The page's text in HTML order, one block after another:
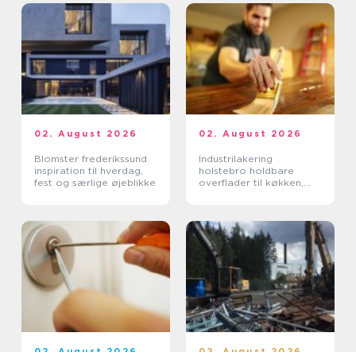
02. August 2026
Blomster frederikssund
inspiration til hverdag,
fest og særlige øjeblikke
02. August 2026
Industrilakering
holstebro holdbare
overflader til køkken,